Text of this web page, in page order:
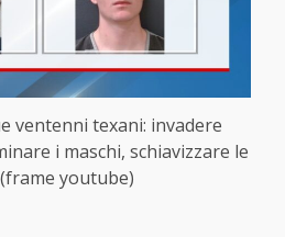
ventenni texani: invadere
i maschi, schiavizzare le
youtube)